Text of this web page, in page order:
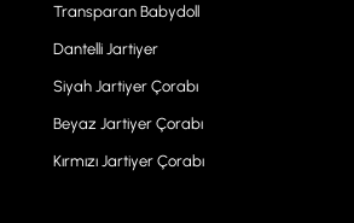
Transparan Babydoll
Dantelli Jartiyer
Siyah Jartiyer Çorabı
Beyaz Jartiyer Çorabı
Kırmızı Jartiyer Çorabı